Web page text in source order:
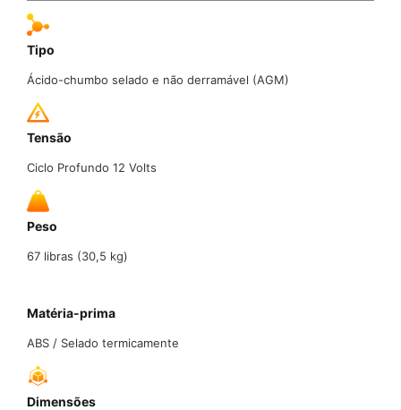
Tipo
Ácido-chumbo selado e não derramável (AGM)
Tensão
Ciclo Profundo 12 Volts
Peso
67 libras (30,5 kg)
Matéria-prima
ABS / Selado termicamente
Dimensões